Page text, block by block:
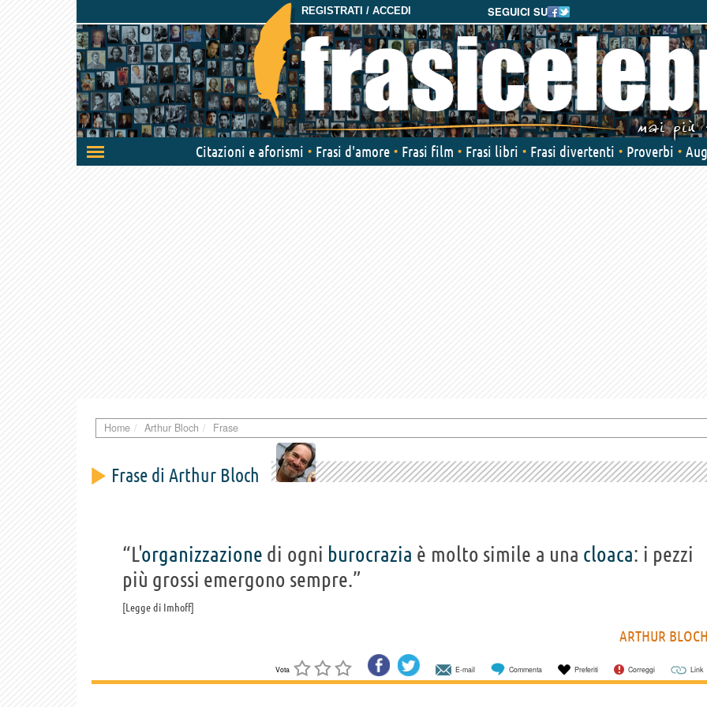
SEGUICI SU
REGISTRATI / ACCEDI
Attiva/disattiva
navigazione
Citazioni e aforismi Frasi d'amore Frasi film Frasi libri Frasi divertenti Proverbi
Home Arthur Bloch Frase
Frase di Arthur Bloch
“L'organizzazione di ogni burocrazia è molto simile a una cloaca: i pezzi
più grossi emergono sempre.”
Legge di Imhoff
ARTHUR
Vota E-mail Commenta Preferiti Correggi Link